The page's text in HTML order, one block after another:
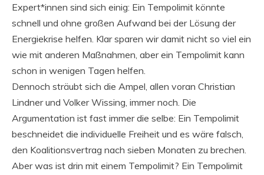
Expert*innen sind sich einig: Ein Tempolimit könnte
schnell und ohne großen Aufwand bei der Lösung der
Energiekrise helfen. Klar sparen wir damit nicht so viel ein
wie mit anderen Maßnahmen, aber ein Tempolimit kann
schon in wenigen Tagen helfen.
Dennoch sträubt sich die Ampel, allen voran Christian
Lindner und Volker Wissing, immer noch. Die
Argumentation ist fast immer die selbe: Ein Tempolimit
beschneidet die individuelle Freiheit und es wäre falsch,
den Koalitionsvertrag nach sieben Monaten zu brechen.
Aber was ist drin mit einem Tempolimit? Ein Tempolimit